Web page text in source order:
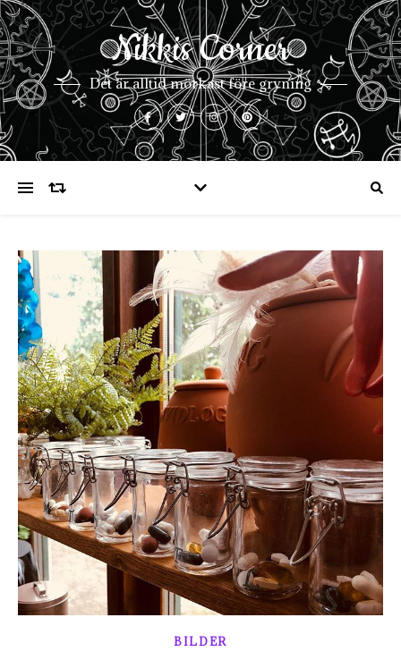
Nikkis Corner
Det är alltid mörkast före gryning
BILDER